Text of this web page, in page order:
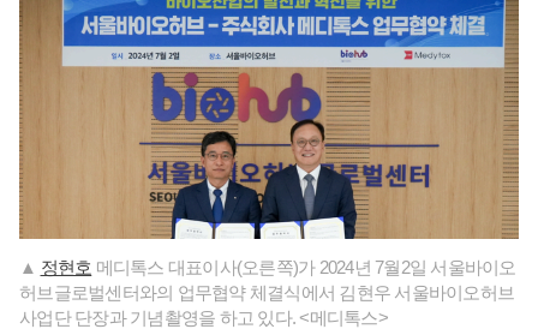
▲ 정현호 메디톡스 대표이사(오른쪽)가 2024년 7월2일 서울바이오
허브글로벌센터와의 업무협약 체결식에서 김현우 서울바이오허브
사업단 단장과 기념촬영을 하고 있다. <메디톡스>